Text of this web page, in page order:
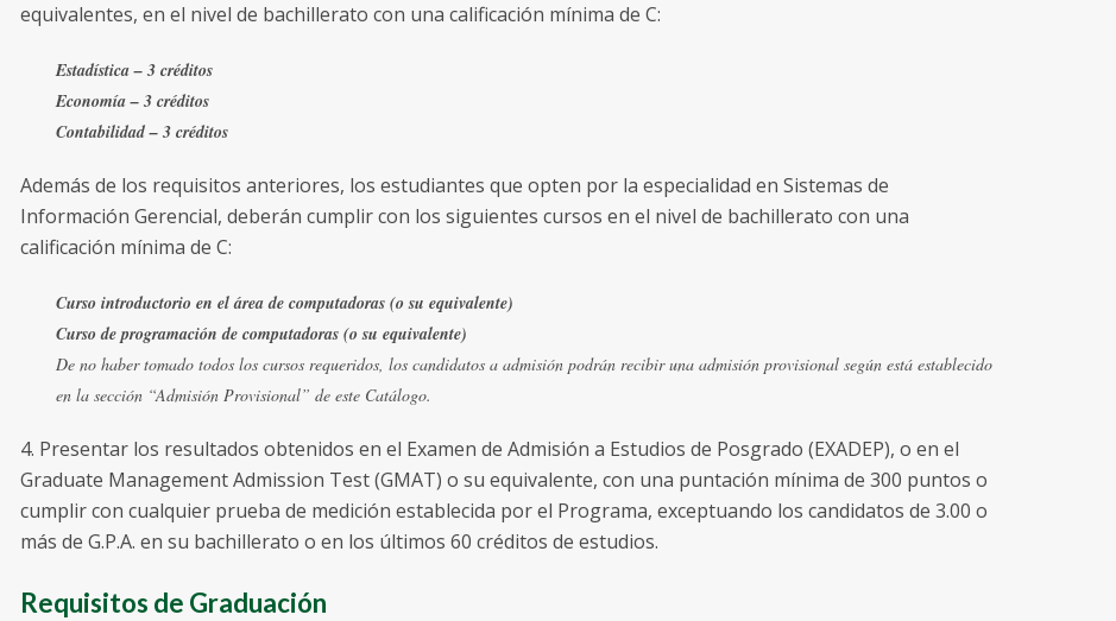
equivalentes, en el nivel de bachillerato con una calificación mínima de C:
Estadística – 3 créditos
Economía – 3 créditos
Contabilidad – 3 créditos
Además de los requisitos anteriores, los estudiantes que opten por la especialidad en Sistemas de
Información Gerencial, deberán cumplir con los siguientes cursos en el nivel de bachillerato con una
calificación mínima de C:
Curso introductorio en el área de computadoras (o su equivalente)
Curso de programación de computadoras (o su equivalente)
De no haber tomado todos los cursos requeridos, los candidatos a admisión podrán recibir una admisión provisional según está establecido
en la sección “Admisión Provisional” de este Catálogo.
4. Presentar los resultados obtenidos en el Examen de Admisión a Estudios de Posgrado (EXADEP), o en el
Graduate Management Admission Test (GMAT) o su equivalente, con una puntación mínima de 300 puntos o
cumplir con cualquier prueba de medición establecida por el Programa, exceptuando los candidatos de 3.00 o
más de G.P.A. en su bachillerato o en los últimos 60 créditos de estudios.
Requisitos de Graduación